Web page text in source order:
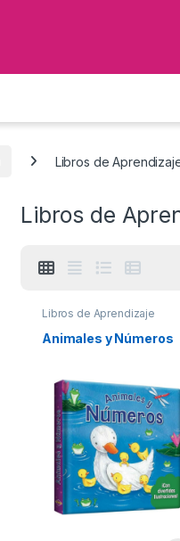
Libros de
Libros de
Libros de Aprendizaje
Animales y Números